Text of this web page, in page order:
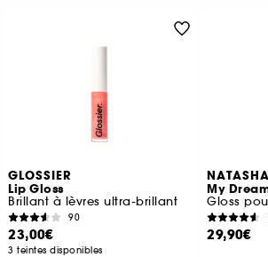
GLOSSIER
Lip Gloss
Brillant à lèvres ultra-brillant
90
23,00€
3 teintes disponibles
My
Gloss
29,90€